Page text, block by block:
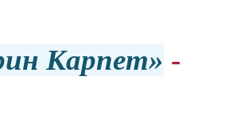
Карпет
-